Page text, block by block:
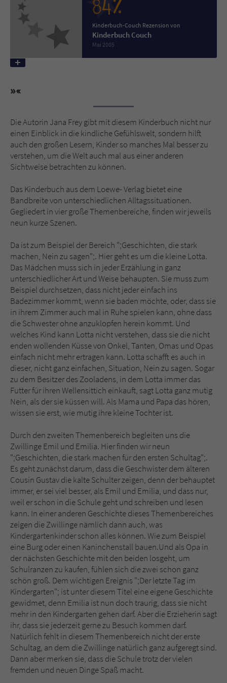
84%
Kinderbuch-Couch Rezension von
Kinderbuch Couch
Mai 2005
Die Autorin Jana Frey gibt mit diesem Kinderbuch nicht nur
einen Einblick in die kindliche Gefühlswelt, sondern hilft
auch den großen Lesern, Kinder so manches Mal besser zu
verstehen, um die Welt auch mal aus einer anderen
Sichtweise betrachten zu können.
Das Kinderbuch aus dem Loewe- Verlag bietet eine
Bandbreite von unterschiedlichen Alltagssituationen.
Gegliedert in vier große Themenbereiche, finden wir jeweils
neun kurze Szenen.
Da ist zum Beispiel der Bereich ";Geschichten, die stark
machen, Nein zu sagen";. Hier geht es um die kleine Lotta.
Das Mädchen muss sich in jeder Erzählung in ganz
unterschiedlicher Art und Weise behaupten. Sie muss zum
Beispiel durchsetzen, dass nicht jeder einfach ins
Badezimmer kommt, wenn sie baden möchte, oder, dass sie
in ihrem Zimmer auch mal in Ruhe spielen kann, ohne dass
die Schwester ohne anzuklopfen herein kommt. Und
welches Kind kann Lotta nicht verstehen, dass sie die nicht
enden wollenden Küsse von Onkel, Tanten, Omas und Opas
einfach nicht mehr ertragen kann. Lotta schafft es auch in
dieser, nicht ganz einfachen, Situation, Nein zu sagen. Sogar
zu dem Besitzer des Zooladens, in dem Lotta immer das
Futter für ihren Wellensittich einkauft, sagt Lotta ganz mutig
Nein, als der sie küssen will. Als Mama und Papa das hören,
wissen sie erst, wie mutig ihre kleine Tochter ist.
Durch den zweiten Themenbereich begleiten uns die
Zwillinge Emil und Emilia. Hier finden wir neun
";Geschichten, die stark machen für den ersten Schultag";.
Es geht zunächst darum, dass die Geschwister dem älteren
Cousin Gustav die kalte Schulter zeigen, denn der behauptet
immer, er sei viel besser, als Emil und Emilia, und dass nur,
weil er schon in die Schule geht und schreiben und lesen
kann. In einer anderen Geschichte dieses Themenbereiches
zeigen die Zwillinge nämlich dann auch, was
Kindergartenkinder schon alles können. Wie zum Beispiel
eine Burg oder einen Kaninchenstall bauen.Und als Opa in
der nächsten Geschichte mit den beiden losgeht, um
Schulranzen zu kaufen, fühlen sich die zwei schon ganz
schön groß. Dem wichtigen Ereignis ";Der letzte Tag im
Kindergarten"; ist unter diesem Titel eine eigene Geschichte
gewidmet, denn Emilia ist nun doch traurig, dass sie nicht
mehr in den Kindergarten gehen darf. Aber die Erzieherin sagt
ihr, dass sie jederzeit gerne zu Besuch kommen darf.
Natürlich fehlt in diesem Themenbereich nicht der erste
Schultag, an dem die Zwillinge natürlich ganz aufgeregt sind.
Dann aber merken sie, dass die Schule trotz der vielen
fremden und neuen Dinge Spaß macht.
Name tx_pwcomments_ahash
Literatur-Couch Medien GmbH & Co. KG
Name fe_typo_user
Anbieter Literatur-Couch Medien GmbH & Co. KG
Zweck
Dieses Cookie gewährleistet die
Kommunikation der Webseite mit dem
Benutzer. Es wird benötigt um z. B. den
überprüfen.